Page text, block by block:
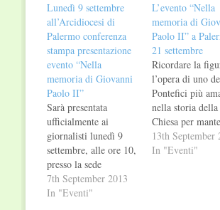
Lunedì 9 settembre
all’Arcidiocesi di
Palermo conferenza
stampa presentazione
evento “Nella
memoria di Giovanni
Paolo II”
Sarà presentata
ufficialmente ai
giornalisti lunedì 9
settembre, alle ore 10,
presso la sede
dell’Arcidiocesi di
Palermo, in via
7th September 2013
In "Eventi"
L’evento “Nella
memoria di
Paolo II” a
21 settembre
Ricordare la
l’opera di uno
Pontefici più
nella storia della
Chiesa per
vivi i suoi
insegnamenti. E’
13th September
In "Eventi"